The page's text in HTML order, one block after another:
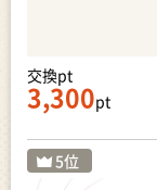
交換pt
3,300pt